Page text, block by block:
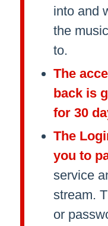
into and
the
to.
The
back is
for 30
The
you to
service
stream.
or